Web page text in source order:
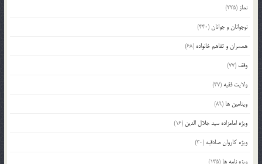
نماز (225)
نوجوانان و جوانان(440)
همسران و تفاهم خانواده (68)
وقف (77)
ولایت فقیه (37)
ویتامین ها (89)
ویژه امامزاده سید جلال الدین (16)
ویژه کاروان صادقیه (30)
ویژه نامه ها (135)